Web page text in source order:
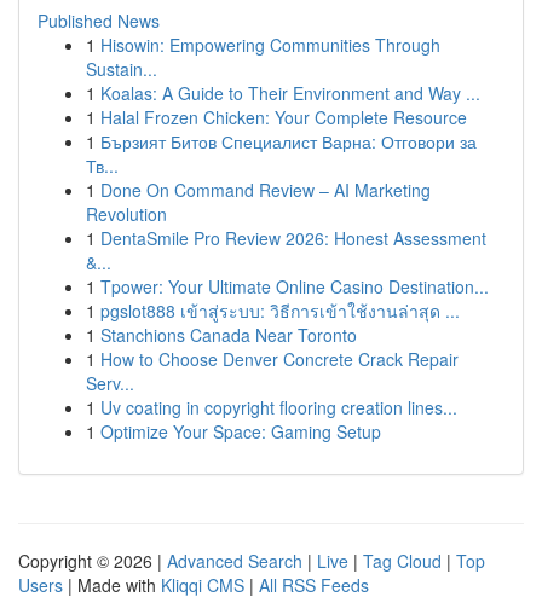
Published News
1 Hisowin: Empowering Communities Through
Sustain...
1 Koalas: A Guide to Their Environment and Way ...
1 Halal Frozen Chicken: Your Complete Resource
1 Бързият Битов Специалист Варна: Отговори за
Тв...
1 Done On Command Review – AI Marketing
Revolution
1 DentaSmile Pro Review 2026: Honest Assessment
&...
1 Tpower: Your Ultimate Online Casino Destination...
1 pgslot888 เข้าสู่ระบบ: วิธีการเข้าใช้งานล่าสุด ...
1 Stanchions Canada Near Toronto
1 How to Choose Denver Concrete Crack Repair
Serv...
1 Uv coating in copyright flooring creation lines...
1 Optimize Your Space: Gaming Setup
Copyright © 2026 | Advanced Search | Live | Tag Cloud | Top
Users | Made with Kliqqi CMS | All RSS Feeds